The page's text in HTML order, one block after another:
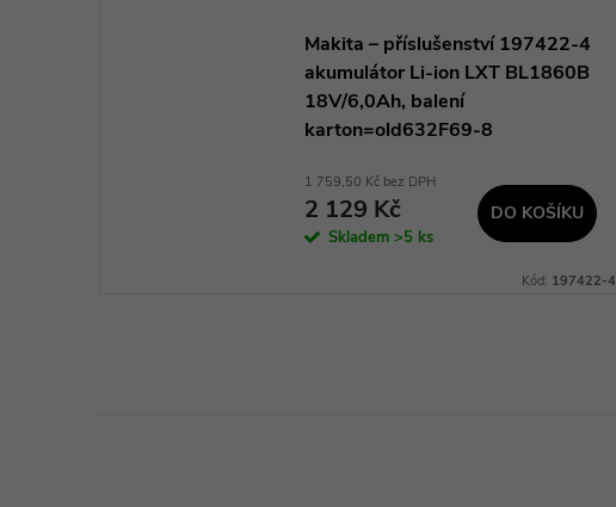
Makita – příslušenství 197422-4
akumulátor Li-ion LXT BL1860B
18V/6,0Ah, balení
karton=old632F69-8
1 759,50 Kč bez DPH
2 129 Kč
Skladem >5 ks
DO KOŠÍKU
Kód: 197422-4